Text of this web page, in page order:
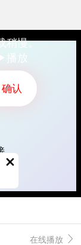
稍慢。
播放
在线播放